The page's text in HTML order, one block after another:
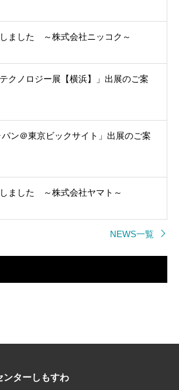
ました ～株式会社ニッコク～
クノロジー展【横浜】」出展のご案
パン＠東京ビックサイト」出展のご案
ました ～株式会社ヤマト～
NEWS一覧
ンターしもすわ